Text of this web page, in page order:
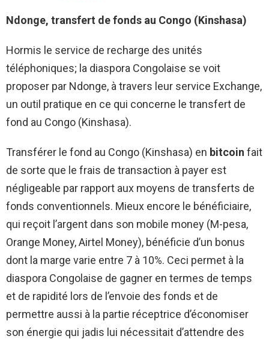
Ndonge, transfert de fonds au Congo (Kinshasa)
Hormis le service de recharge des unités
téléphoniques; la diaspora Congolaise se voit
proposer par Ndonge, à travers leur service Exchange,
un outil pratique en ce qui concerne le transfert de
fond au Congo (Kinshasa).
Transférer le fond au Congo (Kinshasa) en bitcoin fait
de sorte que le frais de transaction à payer est
négligeable par rapport aux moyens de transferts de
fonds conventionnels. Mieux encore le bénéficiaire,
qui reçoit l’argent dans son mobile money (M-pesa,
Orange Money, Airtel Money), bénéficie d’un bonus
dont la marge varie entre 7 à 10%. Ceci permet à la
diaspora Congolaise de gagner en termes de temps
et de rapidité lors de l’envoie des fonds et de
permettre aussi à la partie réceptrice d’économiser
son énergie qui jadis lui nécessitait d’attendre des